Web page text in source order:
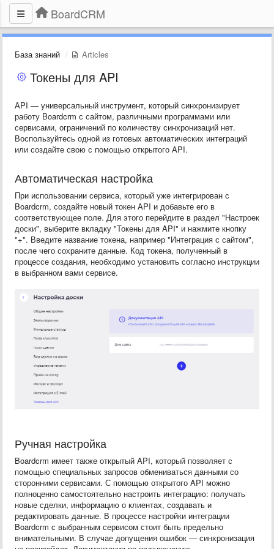
BoardCRM
База знаний Articles
Токены для API
API — универсальный инструмент, который синхронизирует
работу Boardcrm с сайтом, различными программами или
сервисами, ограничений по количеству синхронизаций нет.
Воспользуйтесь одной из готовых автоматических интеграций
или создайте свою с помощью открытого API.
Автоматическая настройка
При использовании сервиса, который уже интегрирован с
Boardcrm, создайте новый токен API и добавьте его в
соответствующее поле. Для этого перейдите в раздел "Настроек
доски", выберите вкладку "Токены для API" и нажмите кнопку
"+". Введите название токена, например "Интеграция с сайтом",
после чего сохраните данные. Код токена, полученный в
процессе создания, необходимо установить согласно инструкции
в выбранном вами сервисе.
Ручная настройка
Boardcrm имеет также открытый API, который позволяет с
помощью специальных запросов обмениваться данными со
сторонними сервисами. С помощью открытого API можно
полноценно самостоятельно настроить интеграцию: получать
новые сделки, информацию о клиентах, создавать и
редактировать данные. В процессе настройки интеграции
Boardcrm с выбранным сервисом стоит быть предельно
внимательными. В случае допущения ошибок — синхронизация